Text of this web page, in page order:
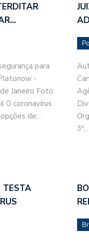
para
-
Janeiro Foto:
O coronavírus
de…
3ª…
TESTA